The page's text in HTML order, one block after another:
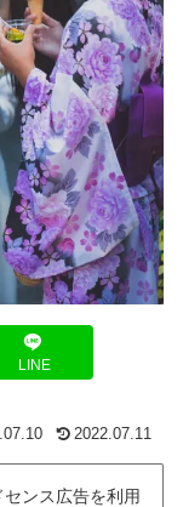
LINE
2022.07.11
ンス広告を利用